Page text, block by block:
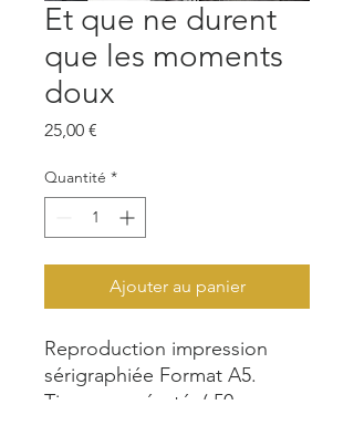
Et que ne durent
que les moments
doux
25,00 €
Quantité *
Ajouter au panier
Reproduction impression
sérigraphiée Format A5.
Tirage numéroté ( 50